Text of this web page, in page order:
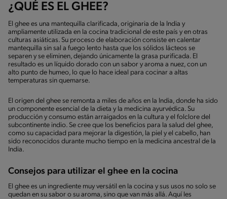
¿QUÉ ES EL GHEE?
El ghee es una mantequilla clarificada, originaria de la India y
ampliamente utilizada en la cocina tradicional de este país y en otras
culturas asiáticas. Su proceso de elaboración consiste en calentar
mantequilla sin sal a fuego lento hasta que los sólidos lácteos se
separen y se eliminen, dejando únicamente la grasa purificada. El
resultado es un líquido dorado con un sabor y aroma a nuez, con un
alto punto de humeo, lo que lo hace ideal para cocinar a altas
temperaturas sin quemarse.
El origen del ghee se remonta a miles de años en la India, donde ha sido
un componente esencial de la dieta y la medicina ayurvédica. Su
producción y consumo están arraigados en la cultura y el folclore del
subcontinente indio. Se cree que los beneficios para la salud del ghee,
como su capacidad para mejorar la digestión, la piel y el cabello, han
sido reconocidos durante mucho tiempo en la medicina ancestral de la
India.
Consejos para utilizar el ghee en la cocina
El ghee es un ingrediente muy versátil en la cocina y sus usos no solo se
quedan en su sabor o su aroma, sino que van más allá. Aquí les